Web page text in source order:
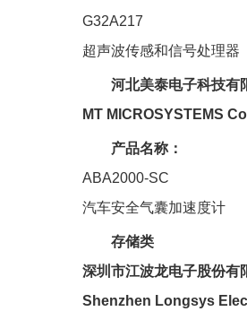
G32A217
超声波传感和信号处理器
河北美泰电子科技有
MT MICROSYSTEMS
产品名称：
ABA2000-SC
汽车安全气囊加速度计
存储类
深圳市江波龙电子股份有
Shenzhen Longsys